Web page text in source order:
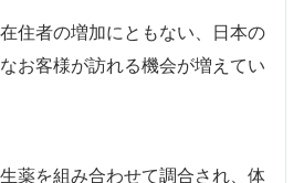
住者の増加にともない、日本の
お客様が訪れる機会が増えてい
薬を組み合わせて調合され、体